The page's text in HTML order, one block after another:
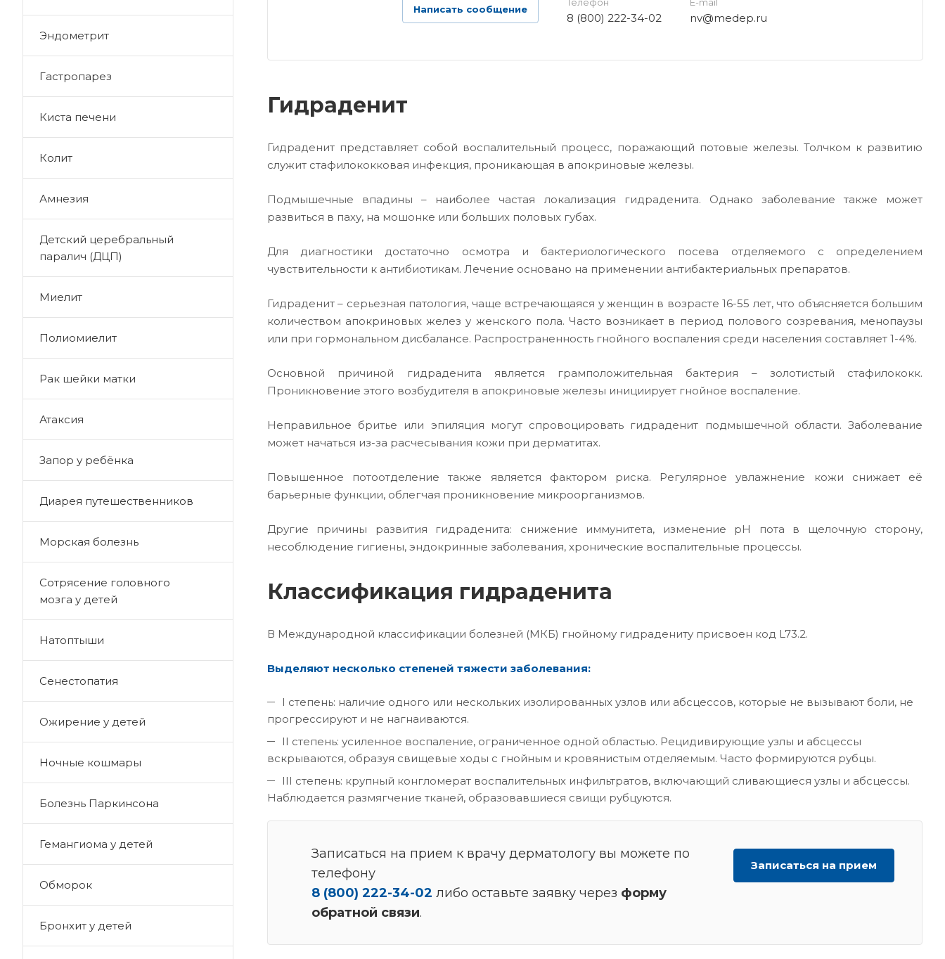
Написать сообщение
8 (800) 222-34-02 nv@medep.ru
Гидраденит
Гидраденит представляет собой воспалительный процесс, поражающий потовые железы. Толчком к развитию
служит стафилококковая инфекция, проникающая в апокриновые железы.
Подмышечные впадины – наиболее частая локализация гидраденита. Однако заболевание также может
развиться в паху, на мошонке или больших половых губах.
Для диагностики достаточно осмотра и бактериологического посева отделяемого с определением
чувствительности к антибиотикам. Лечение основано на применении антибактериальных препаратов.
Гидраденит – серьезная патология, чаще встречающаяся у женщин в возрасте 16-55 лет, что объясняется большим
количеством апокриновых желез у женского пола. Часто возникает в период полового созревания, менопаузы
или при гормональном дисбалансе. Распространенность гнойного воспаления среди населения составляет 1-4%.
Основной причиной гидраденита является грамположительная бактерия – золотистый стафилококк.
Проникновение этого возбудителя в апокриновые железы инициирует гнойное воспаление.
Неправильное бритье или эпиляция могут спровоцировать гидраденит подмышечной области. Заболевание
может начаться из-за расчесывания кожи при дерматитах.
Повышенное потоотделение также является фактором риска. Регулярное увлажнение кожи снижает её
барьерные функции, облегчая проникновение микроорганизмов.
Другие причины развития гидраденита: снижение иммунитета, изменение pH пота в щелочную сторону,
несоблюдение гигиены, эндокринные заболевания, хронические воспалительные процессы.
Классификация гидраденита
В Международной классификации болезней (МКБ) гнойному гидрадениту присвоен код L73.2.
Выделяют несколько степеней тяжести заболевания:
I степень: наличие одного или нескольких изолированных узлов или абсцессов, которые не вызывают боли, не
прогрессируют и не нагнаиваются.
II степень: усиленное воспаление, ограниченное одной областью. Рецидивирующие узлы и абсцессы
вскрываются, образуя свищевые ходы с гнойным и кровянистым отделяемым. Часто формируются рубцы.
III степень: крупный конгломерат воспалительных инфильтратов, включающий сливающиеся узлы и абсцессы.
Наблюдается размягчение тканей, образовавшиеся свищи рубцуются.
Записаться на прием к врачу дерматологу вы можете по
телефону
8 (800) 222-34-02 либо оставьте заявку через форму
обратной связи.
Записаться на прием
Эндометрит
Гастропарез
Киста печени
Колит
Амнезия
Детский церебральный
паралич (ДЦП)
Миелит
Полиомиелит
Рак шейки матки
Атаксия
Запор у ребёнка
Диарея путешественников
Морская болезнь
Сотрясение головного
мозга у детей
Натоптыши
Сенестопатия
Ожирение у детей
Ночные кошмары
Болезнь Паркинсона
Гемангиома у детей
Обморок
Бронхит у детей